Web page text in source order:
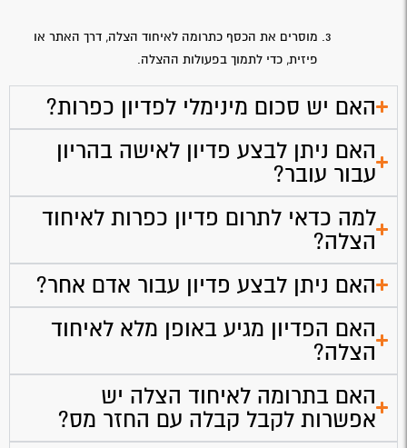
מוסרים את הכסף כתרומה לאיחוד הצלה, דרך האתר או
פיזית, כדי לתמוך בפעולות ההצלה.
האם יש סכום מינימלי לפדיון כפרות?
האם ניתן לבצע פדיון לאישה בהריון
עבור עובר?
למה כדאי לתרום פדיון כפרות לאיחוד
הצלה?
האם ניתן לבצע פדיון עבור אדם אחר?
האם הפדיון מגיע באופן מלא לאיחוד
הצלה?
האם בתרומה לאיחוד הצלה יש
אפשרות לקבל קבלה עם החזר מס?